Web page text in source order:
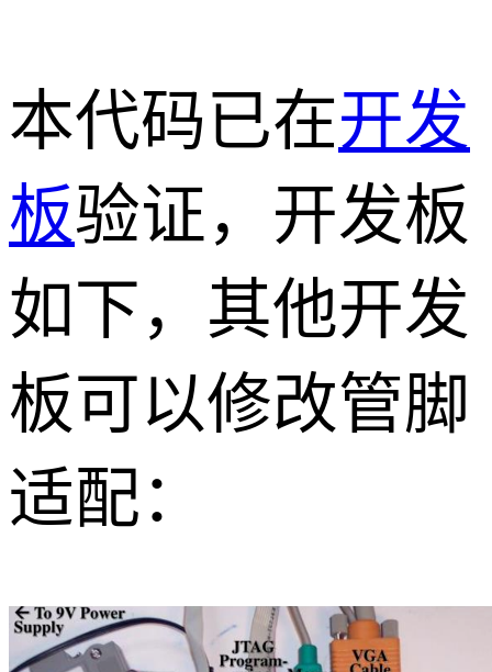
本代码已在开发
板验证，开发板
如下，其他开发
板可以修改管脚
适配：